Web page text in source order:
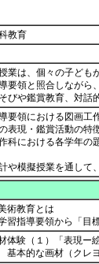
教育
業は、個々の子ども
要領と照合しながら
びや鑑賞教育、対話
要領における図画
表現・鑑賞活動の特
作科における各学年
や模擬授業を通し
術教育とは
習指導要領から「目
体験（１）「表現ー
本的な画材（クレヨ